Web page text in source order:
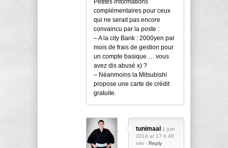
complémentaires pour ceux
qui ne serait pas encore
convaincu par la poste :
– A la city Bank : 2000yen par
mois de frais de gestion pour
un compte basique…. vous
avez dis abusé x) ?
– Néanmoins la Mitsubishi
propose une carte de crédit
gratuite.
tunimaal 1 juin
2014 at 17 h 48
min - Reply